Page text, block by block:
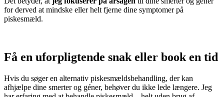
for derved at mindske eller helt fjerne dine symptomer på
piskesmæld.
Få en uforpligtende snak eller book en tid
Hvis du søger en alternativ piskesmældsbehandling, der kan
afhjælpe dine smerter og géner, behøver du ikke lede længere. Jeg